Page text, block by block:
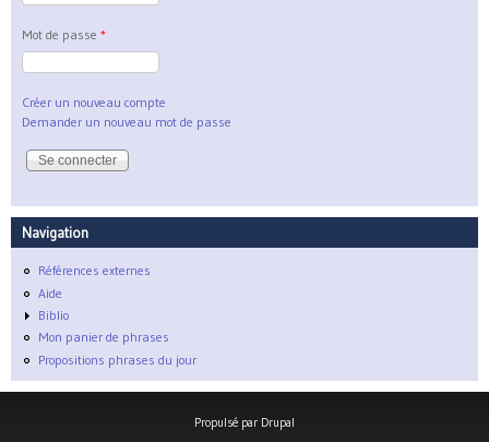
Mot de passe *
Créer un nouveau compte
Demander un nouveau mot de passe
Navigation
Références externes
Aide
Biblio
Mon panier de phrases
Propositions phrases du jour
Propulsé par Drupal